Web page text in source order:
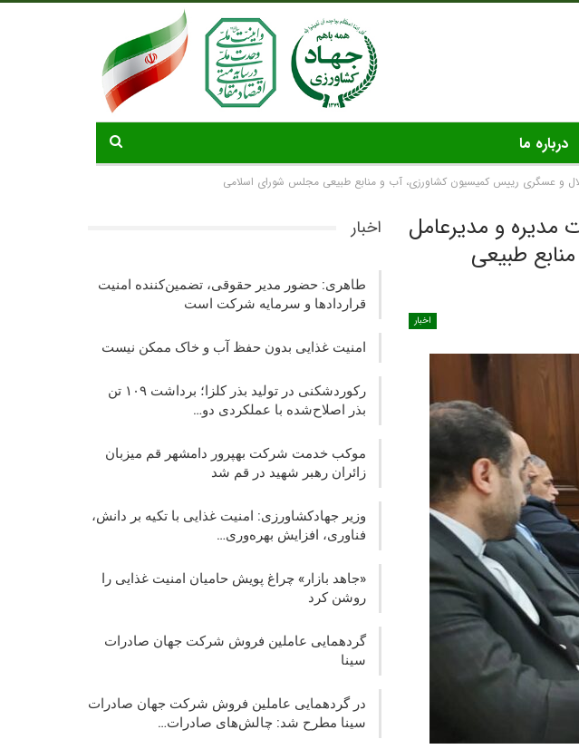
درباره ما
و عسگری رییس کمیسیون کشاورزی، آب و منابع طبیعی مجلس شورای اسلامی
و مدیرعامل
طبیعی
اخبار
اخبار
طاهری: حضور مدیر حقوقی، تضمین‌کننده امنیت
قراردادها و سرمایه شرکت‌ است
امنیت غذایی بدون حفظ آب و خاک ممکن نیست
رکوردشکنی در تولید بذر کلزا؛ برداشت ۱۰۹ تن
بذر اصلاح‌شده با عملکردی دو…
موکب خدمت شرکت بهپرور دامشهر قم میزبان
زائران رهبر شهید در قم شد
وزیر جهادکشاورزی: امنیت غذایی با تکیه بر دانش،
فناوری، افزایش بهره‌وری…
«جاهد بازار» چراغ پویش حامیان امنیت غذایی را
روشن کرد
گردهمایی عاملین فروش شرکت جهان صادرات
سینا
در گردهمایی عاملین فروش شرکت جهان صادرات
سینا مطرح شد: چالش‌های صادرات…